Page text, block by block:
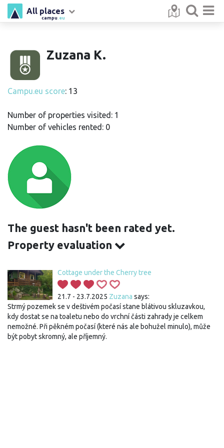
campu .eu
All places
Zuzana K.
Campu.eu score: 13
Number of properties visited: 1
Number of vehicles rented: 0
The guest hasn't been rated yet.
Property evaluation
Cottage under the Cherry tree
21.7 - 23.7.2025 Zuzana says:
Strmý pozemek se v deštivém počasí stane blátivou skluzavkou,
kdy dostat se na toaletu nebo do vrchní části zahrady je celkem
nemožné. Při pěkném počasí (které nás ale bohužel minulo), může
být pobyt skromný, ale příjemný.